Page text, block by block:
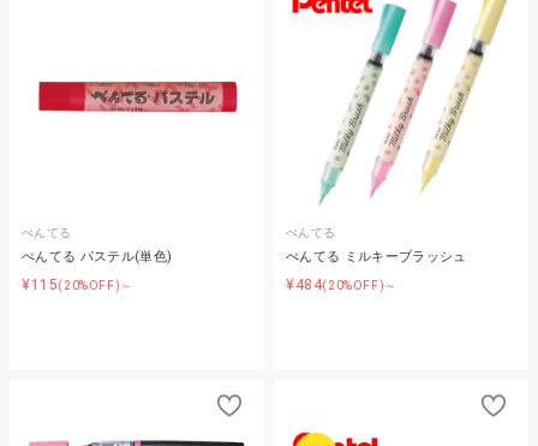
ぺんてる
ぺんてる パステル(単色)
¥115(20%OFF)～
ぺんてる
ぺんてる ミルキーブラッシュ
¥484(20%OFF)～